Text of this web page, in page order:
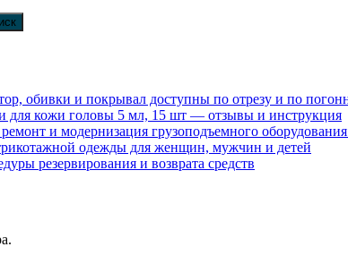
обивки и покрывал доступны по отрезу и по
для кожи головы 5 мл, 15 шт — отзывы и инструкция
и модернизация грузоподъемного
одежды для женщин, мужчин и детей
резервирования и возврата средств